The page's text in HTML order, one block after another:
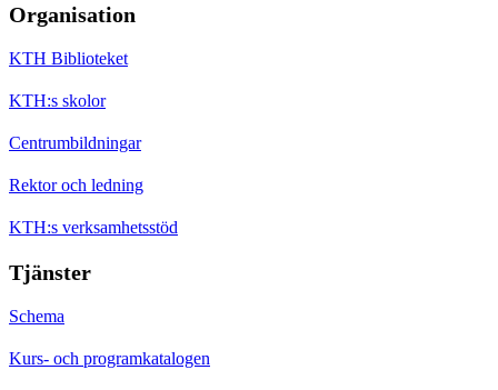
Organisation
KTH Biblioteket
KTH:s skolor
Centrumbildningar
Rektor och ledning
KTH:s verksamhetsstöd
Tjänster
Schema
Kurs- och programkatalogen